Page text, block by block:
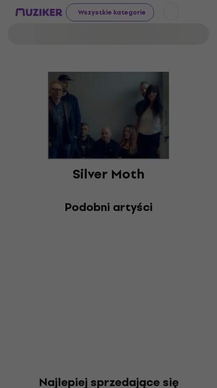
Wszystkie kategorie
Silver Moth
Podobni artyści
Najlepiej sprzedające się